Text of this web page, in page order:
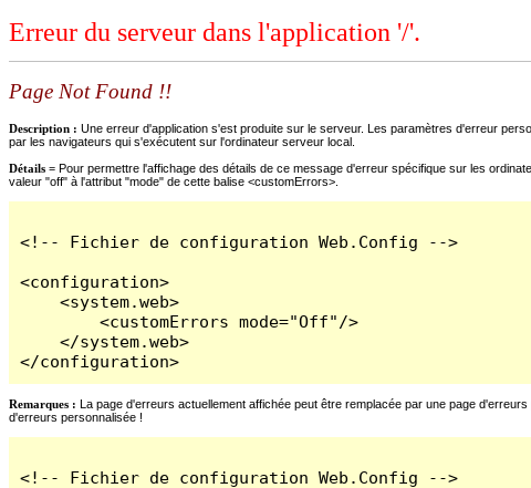
Erreur du serveur dans l'application '/'.
Page Not Found !!
Description : Une erreur d'application s'est produite sur le serveur. Les paramètres d'erreur
par les navigateurs qui s'exécutent sur l'ordinateur serveur local.
Détails = Pour permettre l'affichage des détails de ce message d'erreur spécifique sur les
valeur "off" à l'attribut "mode" de cette balise <customErrors>.
<!-- Fichier de configuration Web.Config -->
<configuration>
    <system.web>
        <customErrors mode="Off"/>
    </system.web>
</configuration>
Remarques : La page d'erreurs actuellement affichée peut être remplacée par une page
d'erreurs personnalisée !
<!-- Fichier de configuration Web.Config -->